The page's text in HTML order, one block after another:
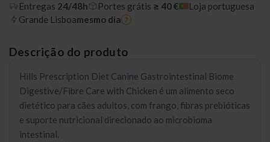
Entregas 24/48h Portes grátis ≥ 40 €
Loja portuguesa
Grande Lisboamesmo dia ?
Descrição do produto
Hills Prescription Diet Canine Gastrointestinal Biome
Digestive/Fibre Care with Chicken é um alimento seco
dietético para cães adultos, com frango, fibras prebióticas
e suporte nutricional direcionado ao microbioma
intestinal.